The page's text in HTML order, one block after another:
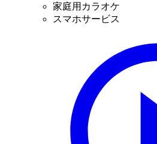
家庭用カラオケ
スマホサービス